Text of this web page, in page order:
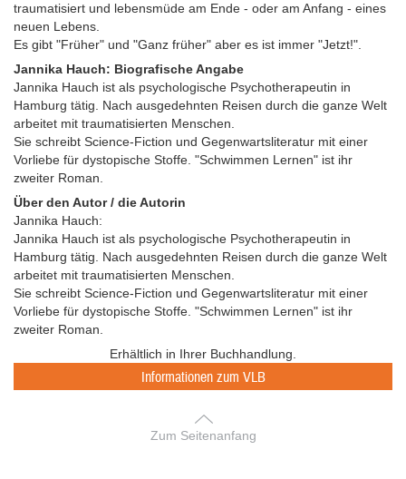
traumatisiert und lebensmüde am Ende - oder am Anfang - eines
neuen Lebens.
Es gibt "Früher" und "Ganz früher" aber es ist immer "Jetzt!".
Jannika Hauch: Biografische Angabe
Jannika Hauch ist als psychologische Psychotherapeutin in
Hamburg tätig. Nach ausgedehnten Reisen durch die ganze Welt
arbeitet mit traumatisierten Menschen.
Sie schreibt Science-Fiction und Gegenwartsliteratur mit einer
Vorliebe für dystopische Stoffe. "Schwimmen Lernen" ist ihr
zweiter Roman.
Über den Autor / die Autorin
Jannika Hauch:
Jannika Hauch ist als psychologische Psychotherapeutin in
Hamburg tätig. Nach ausgedehnten Reisen durch die ganze Welt
arbeitet mit traumatisierten Menschen.
Sie schreibt Science-Fiction und Gegenwartsliteratur mit einer
Vorliebe für dystopische Stoffe. "Schwimmen Lernen" ist ihr
zweiter Roman.
Erhältlich in Ihrer Buchhandlung.
Informationen zum VLB
Zum Seitenanfang